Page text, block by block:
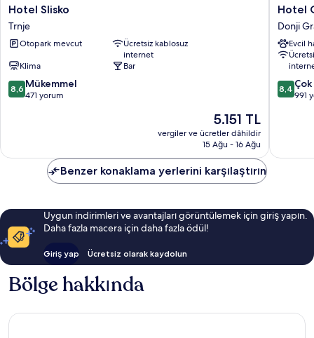
Hotel
Slisko
Trnje
Hotel Slisko
Trnje
Otopark mevcut
Ücretsiz kablosuz
internet
Klima
Bar
10
üzerinden
8,6 Mükemmel
471 yorum
Güncel
fiyat:
5.151 TL
5.151 TL
vergiler ve ücretler dâhildir
15 Ağu - 16 Ağu
Hotel
Central
Donji
Grad
Hotel
Donji
Evcil
10
yorum
8,4
991
Benzer konaklama yerlerini karşılaştırın
Uygun indirimleri ve avantajları görüntülemek için giriş yapın.
Daha fazla macera için daha fazla ödül!
Giriş yap Ücretsiz olarak kaydolun
Bölge hakkında